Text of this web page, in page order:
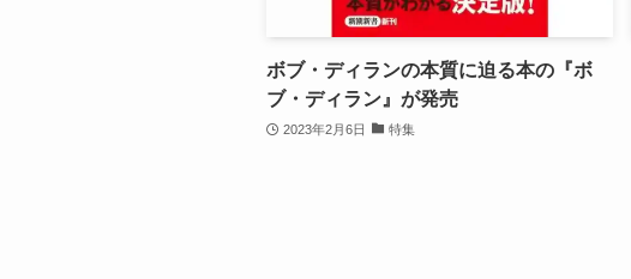
ボブ・ディランの本質に迫る本の『ボ
ブ・ディラン』が発売
2023年2月6日 特集